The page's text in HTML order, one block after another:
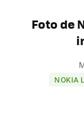
Foto de
NOKIA